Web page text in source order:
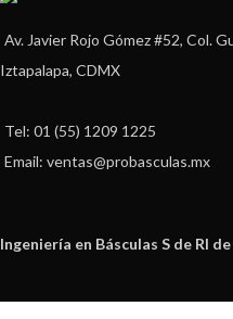
Av. Javier Rojo Gómez #52, Col.
Iztapalapa, CDMX
Tel: 01 (55) 1209 1225
Email: ventas@probasculas.mx
Ingeniería en Básculas S de Rl